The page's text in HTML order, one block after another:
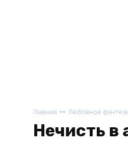
Главная Любовное
Нечисть в